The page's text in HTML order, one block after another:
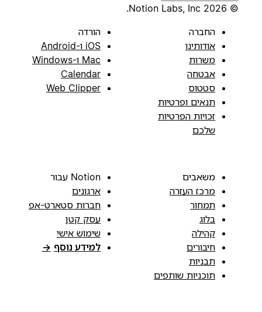
© 2026 Notion Labs, Inc.
החברה
אודותינו
משרות
אבטחה
סטטוס
תנאים ופרטיות
זכויות הפרטיות
שלכם
הורדה
iOS ו-Android
Mac ו-Windows
Calendar
Web Clipper
משאבים
מרכז העזרה
תמחור
בלוג
קהילה
חיבורים
תבניות
תוכניות שותפים
Notion עבור
ארגונים
חברות סטארט-אפ
עסק קטן
שימוש אישי
למידע נוסף →